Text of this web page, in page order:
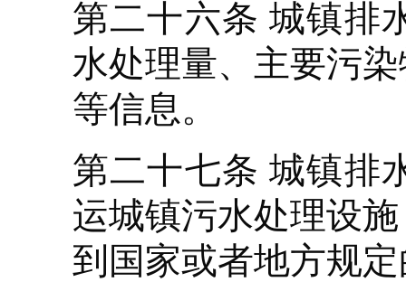
第二十六条 城镇排
水处理量、主要污
等信息。
第二十七条 城镇排
运城镇污水处理设
到国家或者地方规